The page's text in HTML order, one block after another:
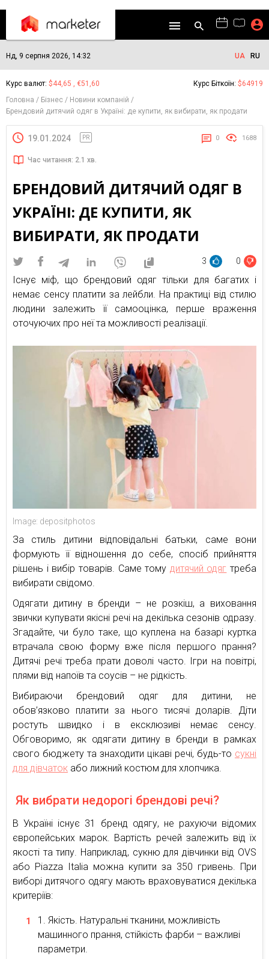
Нд, 9 серпня 2026, 14:32 UA RU
Курс валют: $44,65 , €51,60 Курс Біткоїн: $64919
Головна
Бізнес
Новини компаній
Брендовий дитячий одяг в Україні: де купити, як вибирати, як продати
19.01.2024 PR 0 1688
Час читання: 2.1 хв.
БРЕНДОВИЙ ДИТЯЧИЙ ОДЯГ В
УКРАЇНІ: ДЕ КУПИТИ, ЯК
ВИБИРАТИ, ЯК ПРОДАТИ
3 0
Існує міф, що брендовий одяг тільки для багатих і
немає сенсу платити за лейбли. На практиці від стилю
людини залежить її самооцінка, перше враження
оточуючих про неї та можливості реалізації.
Image: depositphotos
За стиль дитини відповідальні батьки, саме вони
формують її відношення до себе, спосіб прийняття
рішень і вибір товарів. Саме тому дитячий одяг треба
вибирати свідомо.
Одягати дитину в бренди – не розкіш, а виховання
звички купувати якісні речі на декілька сезонів одразу.
Згадайте, чи було таке, що куплена на базарі куртка
втрачала свою форму вже після першого прання?
Дитячі речі треба прати доволі часто. Ігри на повітрі,
плями від напоїв та соусів – не рідкість.
Вибираючи брендовий одяг для дитини, не
обов’язково платити за нього тисячі доларів. Діти
ростуть швидко і в ексклюзиві немає сенсу.
Обговоримо, як одягати дитину в бренди в рамках
свого бюджету та знаходити цікаві речі, будь-то сукні
для дівчаток або лижний костюм для хлопчика.
Як вибрати недорогі брендові речі?
В Україні існує 31 бренд одягу, не рахуючи відомих
європейських марок. Вартість речей залежить від їх
якості та типу. Наприклад, сукню для дівчинки від OVS
або Piazza Italia можна купити за 350 гривень. При
виборі дитячого одягу мають враховуватися декілька
критеріїв:
Якість. Натуральні тканини, можливість
машинного прання, стійкість фарби – важливі
параметри.